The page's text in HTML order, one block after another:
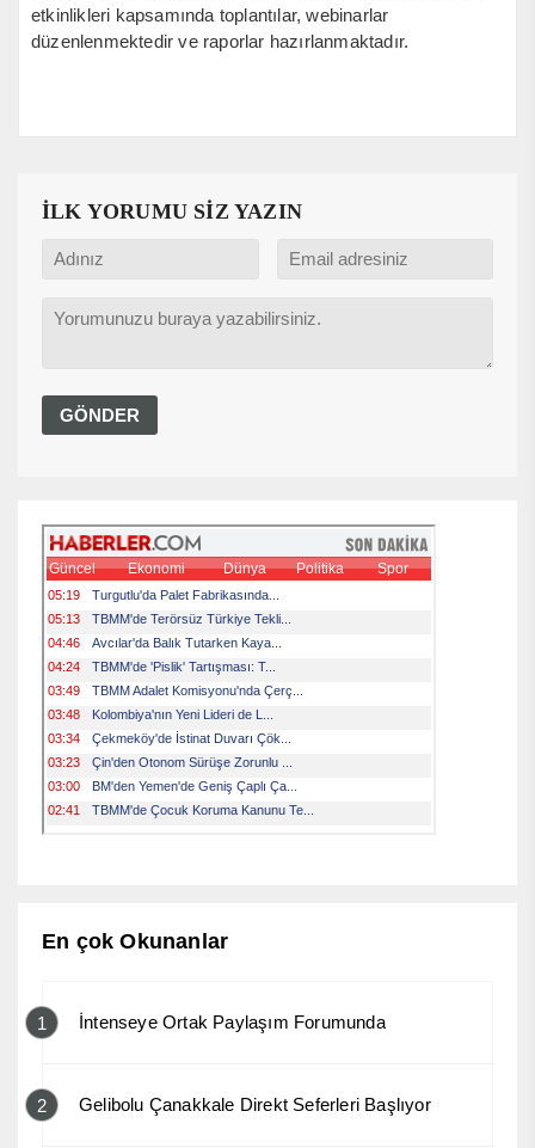
etkinlikleri kapsamında toplantılar, webinarlar
düzenlenmektedir ve raporlar hazırlanmaktadır.
İLK YORUMU SİZ YAZIN
En çok Okunanlar
1 İntenseye Ortak Paylaşım Forumunda
2 Gelibolu Çanakkale Direkt Seferleri Başlıyor